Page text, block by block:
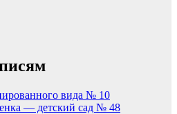
вида № 10
— детский сад № 48